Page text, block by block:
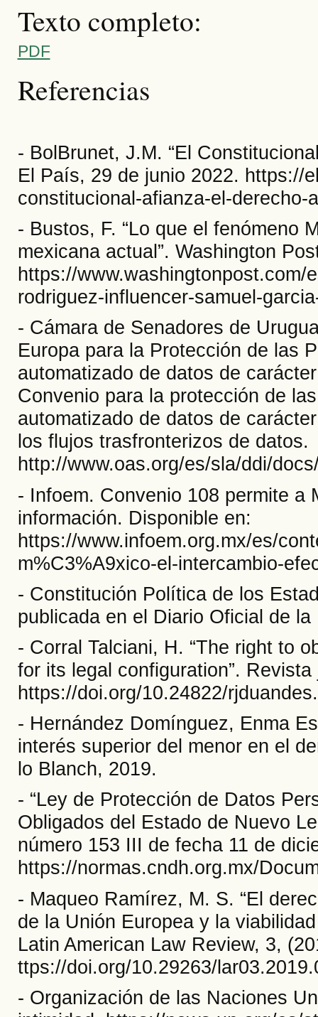
Texto completo:
PDF
Referencias
- BolBrunet, J.M. “El
El País, 29 de junio 2022. https://
constitucional-afianza-el-derecho-
- Bustos, F. “Lo que el fenómeno
mexicana actual”. Washington
https://www.washingtonpost.com/
rodriguez-influencer-samuel-
- Cámara de Senadores de
Europa para la Protección de las
automatizado de datos de
Convenio para la protección de
automatizado de datos de
los flujos trasfronterizos de datos.
http://www.oas.org/es/sla/ddi/
- Infoem. Convenio 108 permite a
información. Disponible en:
https://www.infoem.org.mx/es/
m%C3%A9xico-el-intercambio-
- Constitución Política de los
publicada en el Diario Oficial de
- Corral Talciani, H. “The right to
for its legal configuration”.
https://doi.org/10.24822/
- Hernández Domínguez, Enma
interés superior del menor en el
lo Blanch, 2019.
- “Ley de Protección de Datos
Obligados del Estado de Nuevo
número 153 III de fecha 11 de
https://normas.cndh.org.mx/
- Maqueo Ramírez, M. S. “El
de la Unión Europea y la
Latin American Law Review, 3,
ttps://doi.org/10.29263/
- Organización de las Naciones